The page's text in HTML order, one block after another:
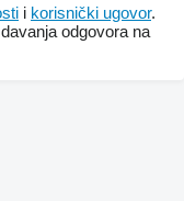
i korisnički ugovor.
odgovora na